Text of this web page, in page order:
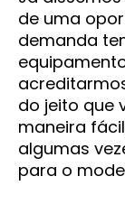
de uma
demanda
do jeito que
maneira
algumas
para o